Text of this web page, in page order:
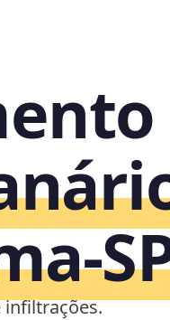
infiltrações.